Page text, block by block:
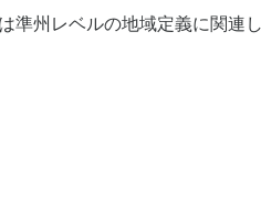
準州レベルの地域定義に関連